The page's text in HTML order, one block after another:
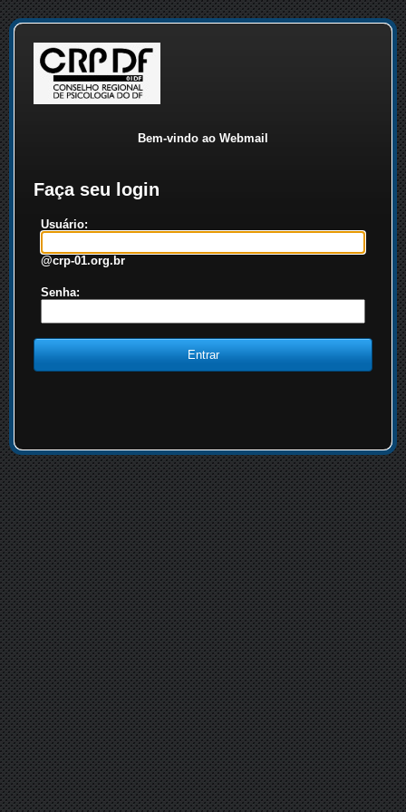
Bem-vindo ao Webmail
Faça seu login
Usuário:
@crp-01.org.br
Senha: